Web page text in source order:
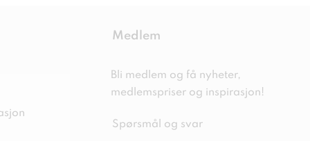
Medlem
Bli medlem og få nyheter,
medlemspriser og inspirasjon!
Spørsmål og svar